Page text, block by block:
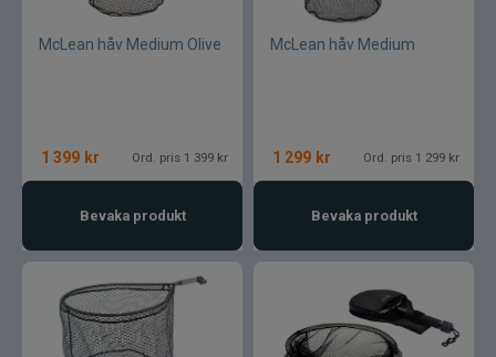
McLean håv Medium Olive
1 399 kr Ord. pris 1 399 kr
Bevaka produkt
McLean håv Medium
1 299 kr Ord. pris 1 299 kr
Bevaka produkt